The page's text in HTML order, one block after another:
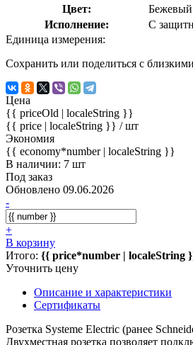
Цвет:
Бежевый
Исполнение:
С
Единица измерения:
Сохранить или поделиться с
Цена
{{ priceOld | localeString }}
{{ price | localeString }} / шт
Экономия
{{ economy*number | localeString }}
В наличии: 7 шт
Под заказ
Обновлено 09.06.2026
-
+
В корзину
Итого: {{ price*number | localeString
Уточнить цену
Описание и характеристики
Сертификаты
Розетка Systeme Electric (ранее
Двухместная розетка позволяет